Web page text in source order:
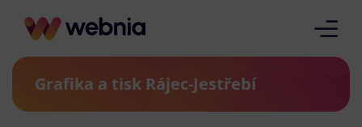
Grafika a tisk Rájec-Jestřebí